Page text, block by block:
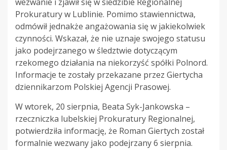
Prokuratury w Lublinie. Pomimo stawiennictwa,
odmówił jednakże angażowania się w jakiekolwiek
czynności. Wskazał, że nie uznaje swojego statusu
jako podejrzanego w śledztwie dotyczącym
rzekomego działania na niekorzyść spółki Polnord.
Informacje te zostały przekazane przez Giertycha
dziennikarzom Polskiej Agencji Prasowej.
W wtorek, 20 sierpnia, Beata Syk-Jankowska –
rzeczniczka lubelskiej Prokuratury Regionalnej,
potwierdziła informację, że Roman Giertych został
formalnie wezwany jako podejrzany 6 sierpnia.